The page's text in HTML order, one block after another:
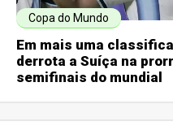
Copa do Mundo
Em mais uma
derrota a Suíça na
semifinais do mundial